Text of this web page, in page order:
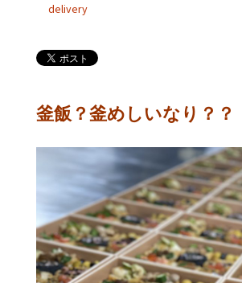
delivery
釜飯？釜めしいなり？？